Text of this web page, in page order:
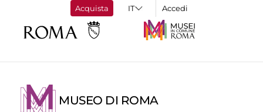
Acquista Accedi
MUSEO DI ROMA